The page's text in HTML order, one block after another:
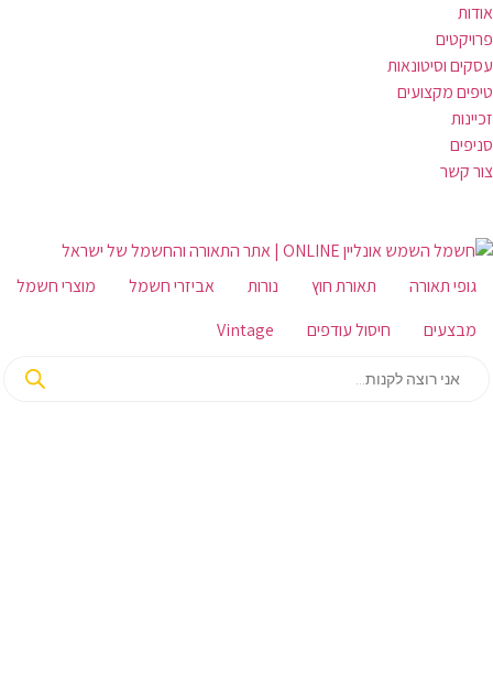
אודות
פרויקטים
עסקים וסיטונאות
טיפים מקצועים
זכיינות
סניפים
צור קשר
גופי תאורה תאורת חוץ נורות אביזרי חשמל
מוצרי חשמל
מבצעים
חיסול עודפים Vintage